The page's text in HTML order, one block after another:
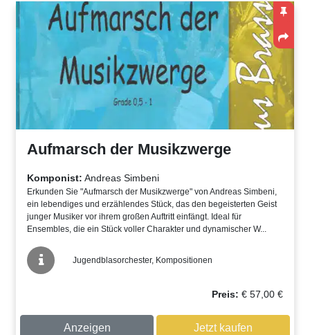
Aufmarsch der Musikzwerge
Komponist: Andreas Simbeni
Erkunden Sie "Aufmarsch der Musikzwerge" von Andreas Simbeni,
ein lebendiges und erzählendes Stück, das den begeisterten Geist
junger Musiker vor ihrem großen Auftritt einfängt. Ideal für
Ensembles, die ein Stück voller Charakter und dynamischer W...
Jugendblasorchester, Kompositionen
Preis: €57,00€
Anzeigen Jetzt kaufen